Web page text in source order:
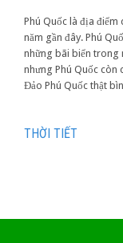
Phú Quốc là địa
năm gần đây. Phú
những bãi biển trong
nhưng Phú Quốc còn
Đảo Phú Quốc thật
THỜI TIẾT